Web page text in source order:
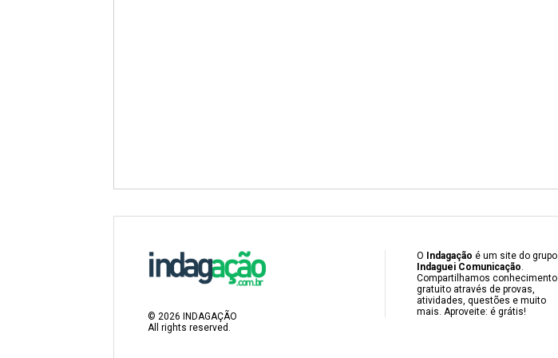
© 2026 INDAGAÇÃO
All rights reserved.
O Indagação é um site do grupo
Indaguei Comunicação.
Compartilhamos conhecimento
gratuito através de provas,
atividades, questões e muito
mais. Aproveite: é grátis!